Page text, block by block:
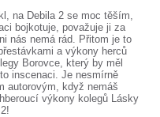
na Debila 2 se moc těším,
bojkotuje, považuje ji za
nás nemá rád. Přitom je to
a výkony herců
Borovce, který by měl
inscenaci. Je nesmírně
autorovým, když nemáš
výkony kolegů Lásky